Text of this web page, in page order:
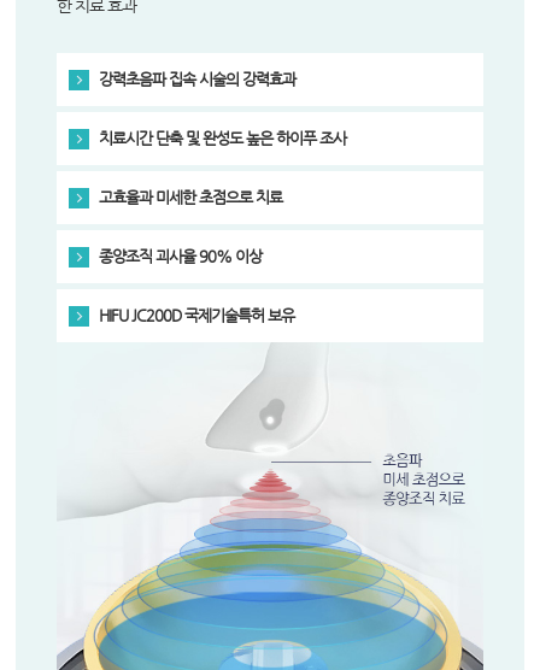
한 치료 효과
강력초음파 집속 시술의 강력효과
치료시간 단축 및 완성도 높은 하이푸 조사
고효율과 미세한 초점으로 치료
종양조직 괴사율 90% 이상
HIFU JC200D 국제기술특허 보유